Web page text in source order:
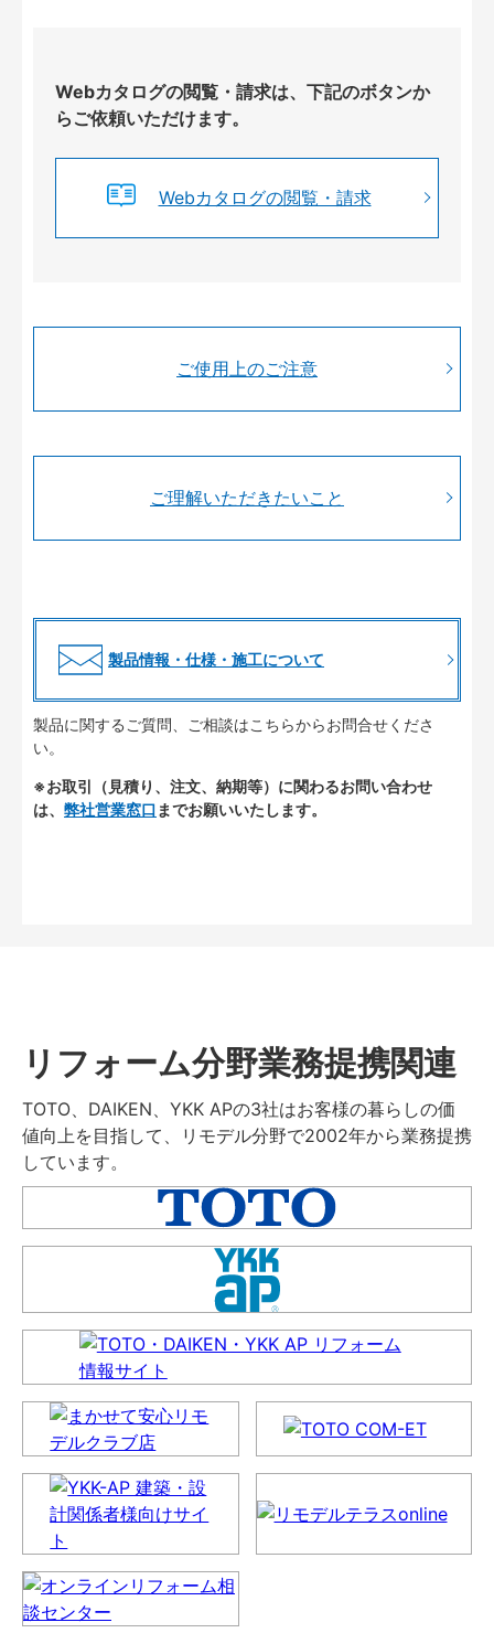
Webカタログの閲覧・請求は、下記のボタンか
らご依頼いただけます。
Webカタログの閲覧・請求
ご使用上のご注意
ご理解いただきたいこと
製品情報・仕様・施工について
製品に関するご質問、ご相談はこちらからお問合せくださ
い。
※お取引（見積り、注文、納期等）に関わるお問い合わせ
は、 弊社営業窓口 までお願いいたします。
リフォーム分野業務提携関連
TOTO、DAIKEN、YKK APの3社はお客様の暮らしの価
値向上を目指して、リモデル分野で2002年から業務提携
しています。